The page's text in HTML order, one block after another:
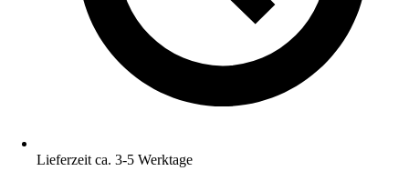
Lieferzeit ca. 3-5 Werktage